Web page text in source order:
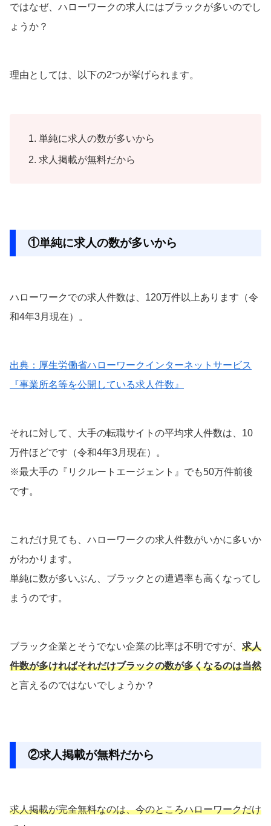
ではなぜ、ハローワークの求人にはブラックが多いのでし
ょうか？
理由としては、以下の2つが挙げられます。
単純に求人の数が多いから
求人掲載が無料だから
①単純に求人の数が多いから
ハローワークでの求人件数は、120万件以上あります（令
和4年3月現在）。
出典：厚生労働省ハローワークインターネットサービス
『事業所名等を公開している求人件数』
それに対して、大手の転職サイトの平均求人件数は、10
万件ほどです（令和4年3月現在）。
※最大手の『リクルートエージェント』でも50万件前後
です。
これだけ見ても、ハローワークの求人件数がいかに多いか
がわかります。
単純に数が多いぶん、ブラックとの遭遇率も高くなってし
まうのです。
ブラック企業とそうでない企業の比率は不明ですが、 求人
件数が多ければそれだけブラックの数が多くなるのは当然
と言えるのではないでしょうか？
②求人掲載が無料だから
求人掲載が完全無料なのは、今のところハローワークだけ